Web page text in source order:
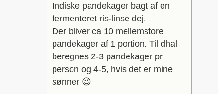
Indiske pandekager bagt af en
fermenteret ris-linse dej.
Der bliver ca 10 mellemstore
pandekager af 1 portion. Til dhal
beregnes 2-3 pandekager pr
person og 4-5, hvis det er mine
sønner 😉